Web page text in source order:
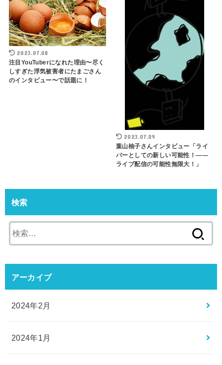
2023.07.08
注目YouTuberになれた理由〜尽く
しすぎた浮気被害者にたまごさん
のインタビュー〜で話題に！
2023.07.09
葉山柚子さんインタビュー「ライ
バーとしての新しい可能性！――
ライブ配信の可能性無限大！」
検索
索:
アーカイブ
2024年2月
2024年1月